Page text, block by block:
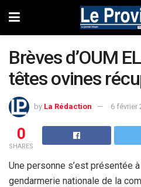
Brèves d’OUM
têtes ovines
by La Rédaction 6 février
0
SHARES
Une personne s’est présentée
gendarmerie nationale de la